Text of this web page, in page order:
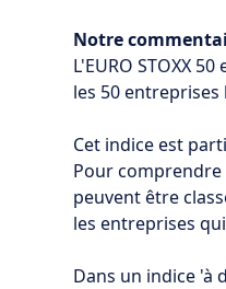
Notre
L'EURO STOXX
les 50
Cet indice est
Pour comprendre
peuvent être
les entreprises
Dans un indice 'à